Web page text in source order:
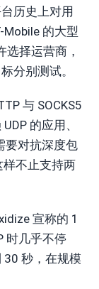
历史上对用
Mobile 的大型
选择运营商，
分别测试。
与 SOCKS5
的应用、
要对抗深度包
样不止支持两
宣称的 1
时几乎不停
30 秒，在规模